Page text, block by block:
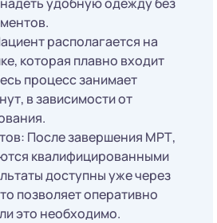
располагается на
которая плавно входит
процесс занимает
в зависимости от
После завершения МРТ,
квалифицированными
доступны уже через
позволяет оперативно
это необходимо.